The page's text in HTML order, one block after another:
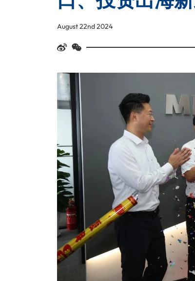
August 22nd 2024